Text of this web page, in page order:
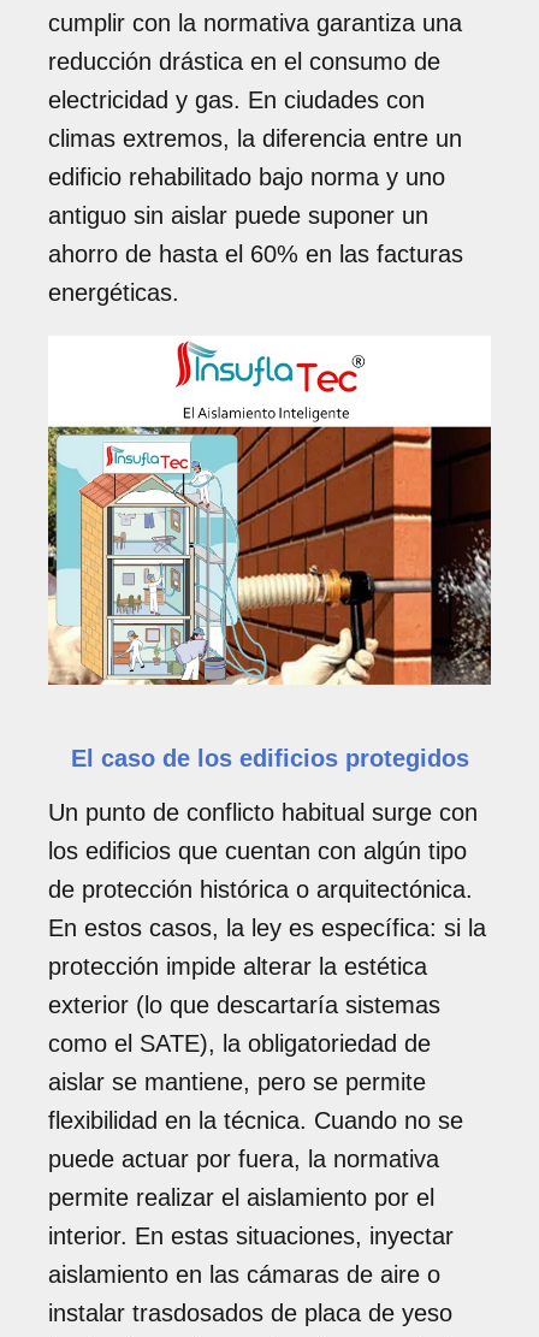
cumplir con la normativa garantiza una
reducción drástica en el consumo de
electricidad y gas. En ciudades con
climas extremos, la diferencia entre un
edificio rehabilitado bajo norma y uno
antiguo sin aislar puede suponer un
ahorro de hasta el 60% en las facturas
energéticas.
El caso de los edificios protegidos
Un punto de conflicto habitual surge con
los edificios que cuentan con algún tipo
de protección histórica o arquitectónica.
En estos casos, la ley es específica: si la
protección impide alterar la estética
exterior (lo que descartaría sistemas
como el SATE), la obligatoriedad de
aislar se mantiene, pero se permite
flexibilidad en la técnica. Cuando no se
puede actuar por fuera, la normativa
permite realizar el aislamiento por el
interior. En estas situaciones, inyectar
aislamiento en las cámaras de aire o
instalar trasdosados de placa de yeso